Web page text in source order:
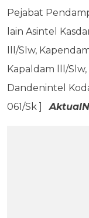
Pejabat
lain Asintel
lll/Slw,
Kapaldam lll/
Dandenintel
061/Sk ]